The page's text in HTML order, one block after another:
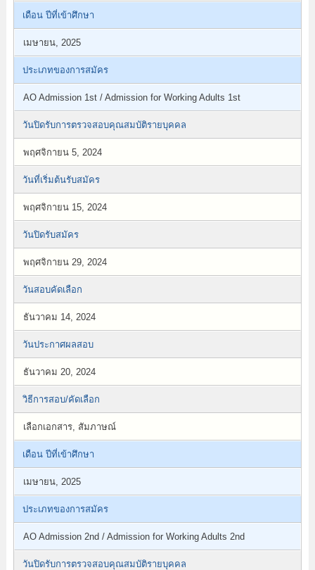
เดือน ปีที่เข้าศึกษา
เมษายน, 2025
ประเภทของการสมัคร
AO Admission 1st / Admission for Working Adults 1st
วันปิดรับการตรวจสอบคุณสมบัติรายบุคคล
พฤศจิกายน 5, 2024
วันที่เริ่มต้นรับสมัคร
พฤศจิกายน 15, 2024
วันปิดรับสมัคร
พฤศจิกายน 29, 2024
วันสอบคัดเลือก
ธันวาคม 14, 2024
วันประกาศผลสอบ
ธันวาคม 20, 2024
วิธีการสอบ/คัดเลือก
เลือกเอกสาร, สัมภาษณ์
เดือน ปีที่เข้าศึกษา
เมษายน, 2025
ประเภทของการสมัคร
AO Admission 2nd / Admission for Working Adults 2nd
วันปิดรับการตรวจสอบคุณสมบัติรายบุคคล